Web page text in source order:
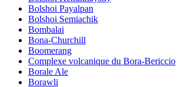
Bolshoi Payalpan
Bolshoi Semiachik
Bombalai
Bona-Churchill
Boomerang
Complexe volcanique du Bora-Bericcio
Borale Ale
Borawli